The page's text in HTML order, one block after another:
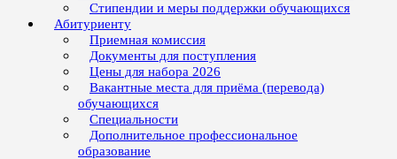
Стипендии и меры поддержки обучающихся
Абитуриенту
Приемная комиссия
Документы для поступления
Цены для набора 2026
Вакантные места для приёма (перевода)
обучающихся
Специальности
Дополнительное профессиональное
образование